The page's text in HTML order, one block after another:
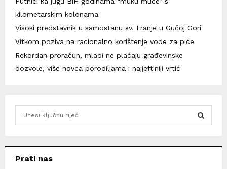
kilometarskim kolonama
Visoki predstavnik u samostanu sv. Franje u Gučoj Gori
Vitkom poziva na racionalno korištenje vode za piće
Rekordan proračun, mladi ne plaćaju građevinske
dozvole, više novca porodiljama i najjeftiniji vrtić
hPrati nas